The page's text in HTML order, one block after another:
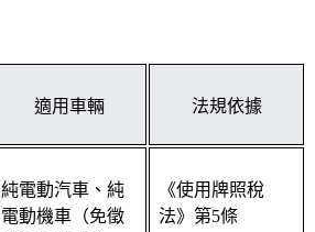
適用車輛 法規依據
純電動汽車、純
電動機車（免徵
《使用牌照稅
法》第5條